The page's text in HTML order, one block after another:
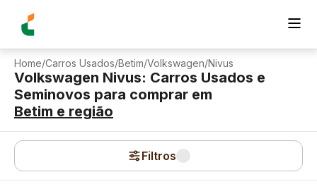
Home/Carros Usados/Betim/Volkswagen/Nivus
Volkswagen Nivus: Carros Usados e
Seminovos para comprar em
Betim e região
Filtros